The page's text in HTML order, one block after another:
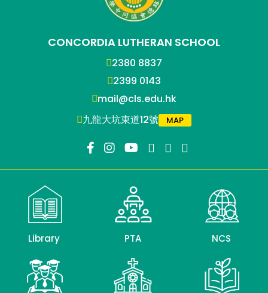
CONCORDIA LUTHERAN SCHOOL
2380 8837
2399 0143
mail@cls.edu.hk
九龍大坑東道12號
MAP
Library PTA NCS